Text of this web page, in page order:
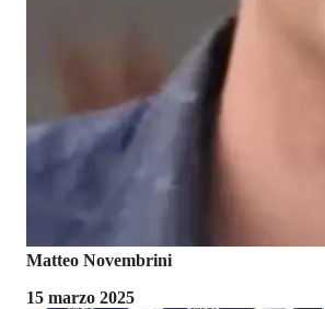
Matteo Novembrini
15 marzo 2025